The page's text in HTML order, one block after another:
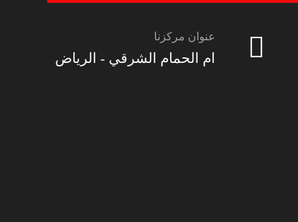
عنوان مركزنا
ام الحمام الشرقي - الرياض